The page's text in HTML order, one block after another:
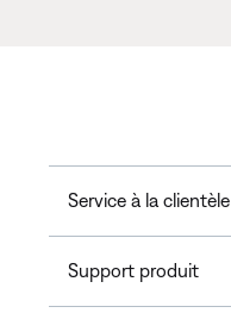
Service à la clientèle
Support produit